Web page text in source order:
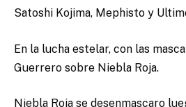
Satoshi Kojima, Mephisto y
En la lucha estelar, con las
Guerrero sobre Niebla Roja.
Niebla Roja se desenmascaro